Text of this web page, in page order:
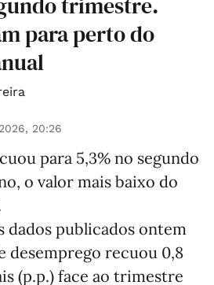
para perto do
20:26
para 5,3% no segundo
o valor mais baixo do
dados publicados ontem
desemprego recuou 0,8
(p.p.) face ao trimestre